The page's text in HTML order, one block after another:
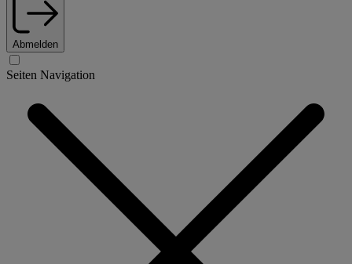
Abmelden
Seiten Navigation